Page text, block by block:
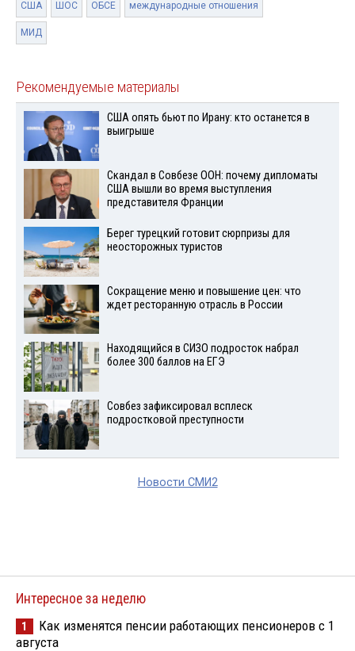
США ШОС ОБСЕ международные отношения
МИД
Рекомендуемые материалы
США опять бьют по Ирану: кто останется в
выигрыше
Скандал в Совбезе ООН: почему дипломаты
США вышли во время выступления
представителя Франции
Берег турецкий готовит сюрпризы для
неосторожных туристов
Сокращение меню и повышение цен: что
ждет ресторанную отрасль в России
Находящийся в СИЗО подросток набрал
более 300 баллов на ЕГЭ
Совбез зафиксировал всплеск
подростковой преступности
Новости СМИ2
Интересное за неделю
1
Как изменятся пенсии работающих пенсионеров с 1
августа